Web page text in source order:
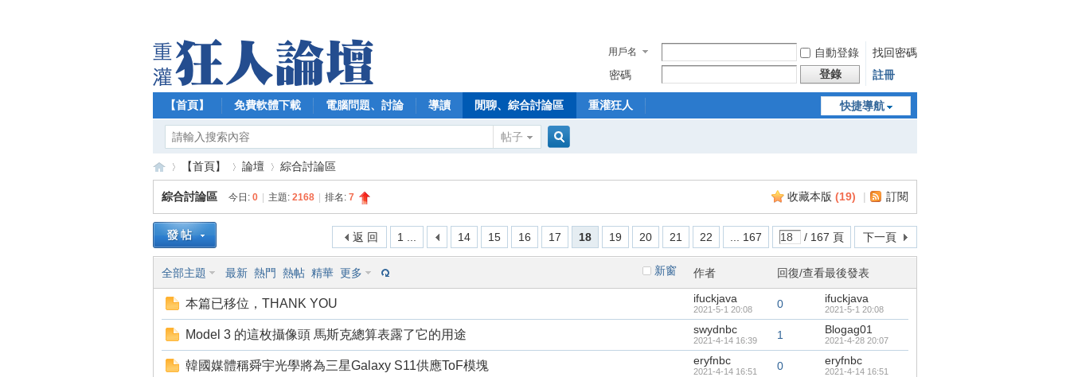
用戶名 自動登錄
找回密碼
密碼
登錄 註冊
快捷導航
【首頁】 免費軟體下載 電腦問題、討論 導讀 閒聊、綜合討論區 重灌狂人
帖子
索
【»
【首頁】 論壇 綜合討論區
收藏本版 (19) | 訂閱
綜合討論區 今日: 0 主題: 2168 排名: 7
1 ... 14 15 16 17 18 19 20 21 22 ... 167 / 167 頁 下一頁
返 回
新窗
全部主題 最新 熱門 熱帖 精華 更多 作者 回復/查看最後發表
本篇已移位，THANK YOU ifuckjava
2021-5-1 20:08 0 ifuckjava
2021-5-1 20:08
Model 3 的這枚攝像頭 馬斯克總算表露了它的用途 swydnbc
2021-4-14 16:39 1 Blogag01
2021-4-28 20:07
韓國媒體稱舜宇光學將為三星Galaxy S11供應ToF模塊 eryfnbc
2021-4-14 16:51 0 eryfnbc
2021-4-14 16:51